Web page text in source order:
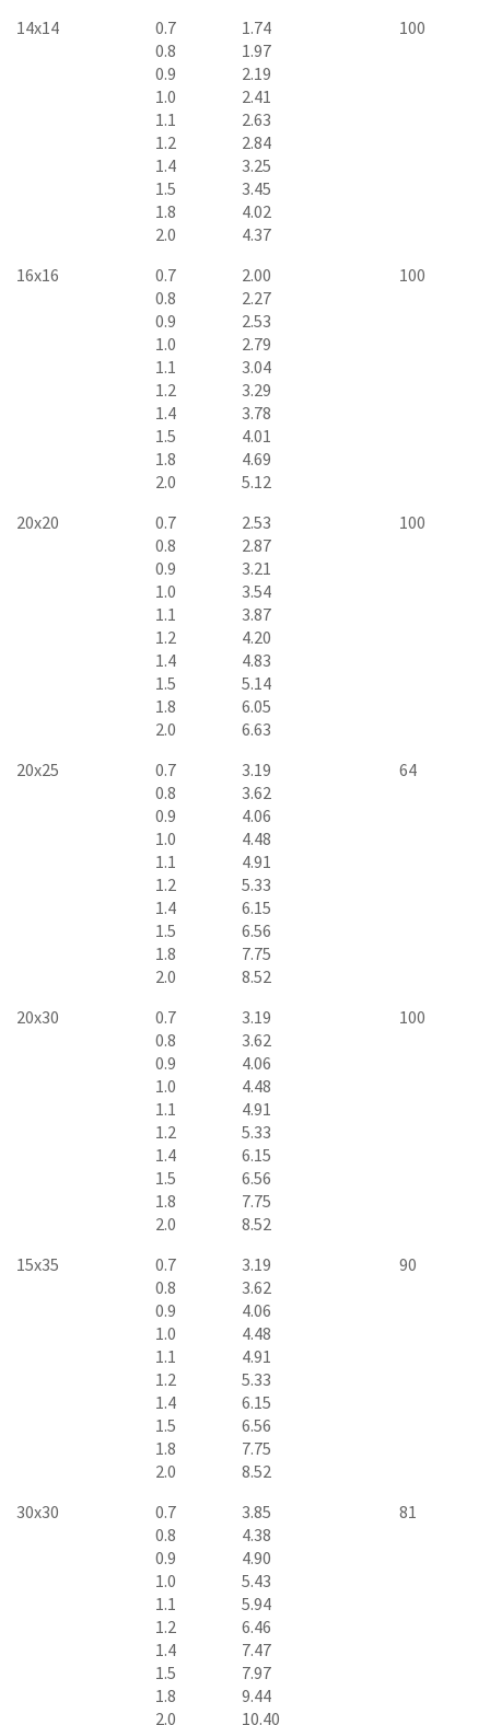
14x14
0.7
0.8
0.9
1.0
1.1
1.2
1.4
1.5
1.8
2.0
1.74
1.97
2.19
2.41
2.63
2.84
3.25
3.45
4.02
4.37
100
16x16
0.7
0.8
0.9
1.0
1.1
1.2
1.4
1.5
1.8
2.0
2.00
2.27
2.53
2.79
3.04
3.29
3.78
4.01
4.69
5.12
100
20x20
0.7
0.8
0.9
1.0
1.1
1.2
1.4
1.5
1.8
2.0
2.53
2.87
3.21
3.54
3.87
4.20
4.83
5.14
6.05
6.63
100
20x25
0.7
0.8
0.9
1.0
1.1
1.2
1.4
1.5
1.8
2.0
3.19
3.62
4.06
4.48
4.91
5.33
6.15
6.56
7.75
8.52
64
20x30
0.7
0.8
0.9
1.0
1.1
1.2
1.4
1.5
1.8
2.0
3.19
3.62
4.06
4.48
4.91
5.33
6.15
6.56
7.75
8.52
100
15x35
0.7
0.8
0.9
1.0
1.1
1.2
1.4
1.5
1.8
2.0
3.19
3.62
4.06
4.48
4.91
5.33
6.15
6.56
7.75
8.52
90
30x30
0.7
0.8
0.9
1.0
1.1
1.2
1.4
1.5
1.8
2.0
3.85
4.38
4.90
5.43
5.94
6.46
7.47
7.97
9.44
10.40
81